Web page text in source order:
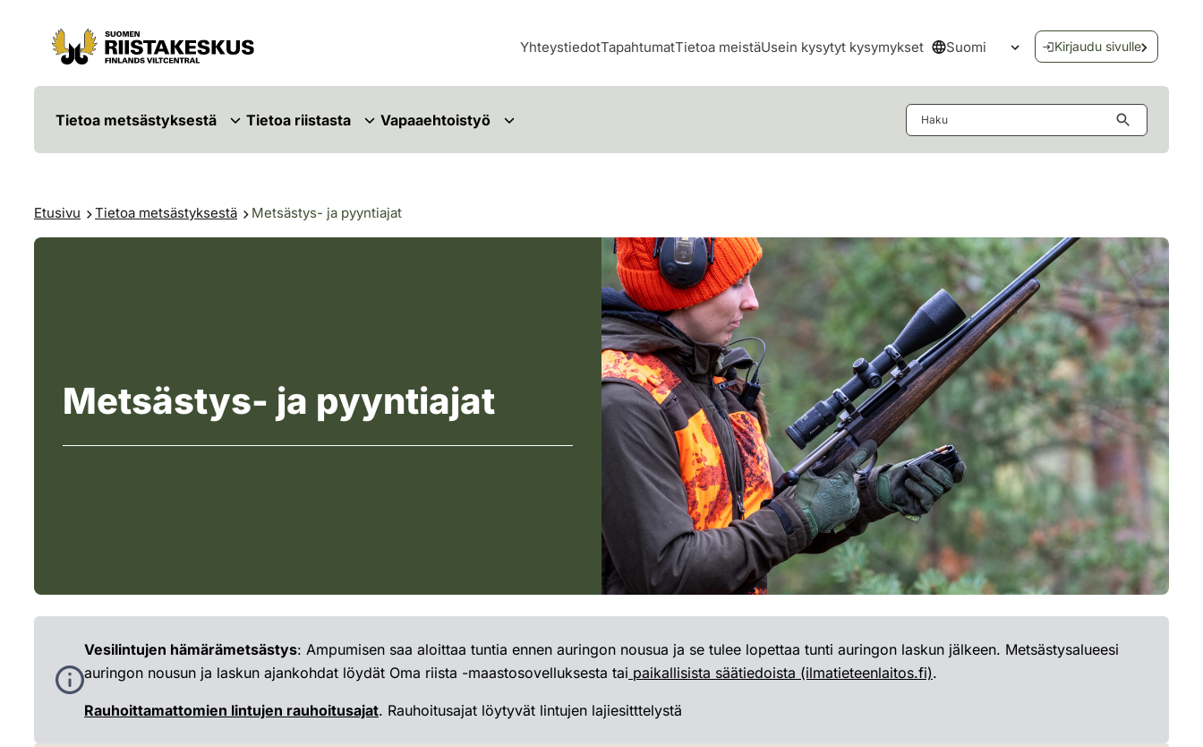
Siirry sisältöön
Siirry sivustokarttaan
YhteystiedotTapahtumatTietoa meistäUsein kysytyt kysymykset Suomi
Avaa kielivalikko
Kirjaudu sivulle
Tietoa metsästyksestä Tietoa riistasta Vapaaehtoistyö
Etusivu Tietoa metsästyksestä Metsästys- ja pyyntiajat
Metsästys- ja pyyntiajat
Metsästäjä lataa asetta
Vesilintujen hämärämetsästys: Ampumisen saa aloittaa tuntia ennen auringon nousua ja se tulee lopettaa tunti auringon laskun jälkeen. Metsästysalueesi
auringon nousun ja laskun ajankohdat löydät Oma riista -maastosovelluksesta tai paikallisista säätiedoista (ilmatieteenlaitos.fi).
Rauhoittamattomien lintujen rauhoitusajat. Rauhoitusajat löytyvät lintujen lajiesitttelystä